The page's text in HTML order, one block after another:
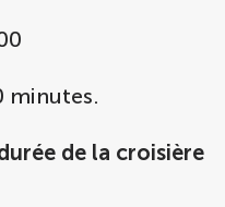
minutes.
de la croisière